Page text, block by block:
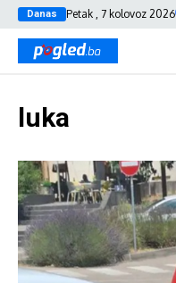
Danas Petak , 7 kolovoz 2026
luka